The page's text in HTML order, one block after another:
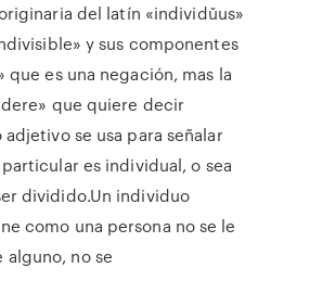
del latín «individŭus»
y sus componentes
que es una negación, mas la
que quiere decir
se usa para señalar
es individual, o sea
dividido.Un individuo
como una persona no se le
no se